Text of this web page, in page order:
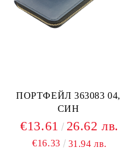
ПОРТФЕЙЛ 363083 04,
СИН
€13.61 26.62 лв.
€16.33 31.94 лв.